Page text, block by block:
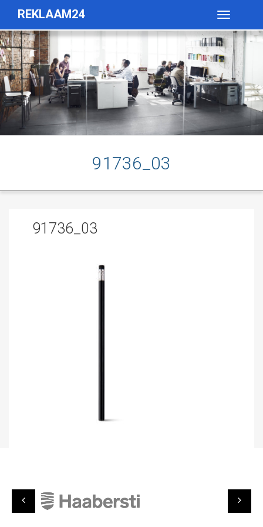
REKLAAM24
Toggle
91736_03
91736_03